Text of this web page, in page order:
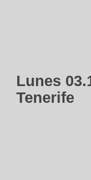
Lunes
Tenerife